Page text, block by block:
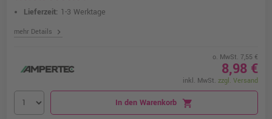
Lieferzeit: 1-3 Werktage
mehr Details chevron_right
o. MwSt. 7,55 €
8,98 €
inkl. MwSt. zzgl. Versand
In den Warenkorb shopping_cart